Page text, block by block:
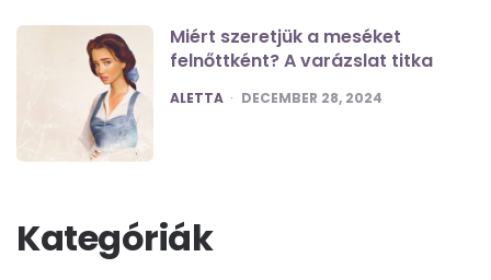
Miért szeretjük a meséket
felnőttként? A varázslat titka
POSTED
ALETTA DECEMBER 28, 2024
Kategóriák